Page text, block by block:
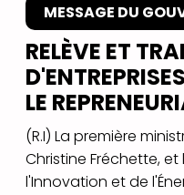
MESSAGE DU
RELÈVE ET
LE
(R.I) La première
Christine Fréchette,
l'Innovation et de